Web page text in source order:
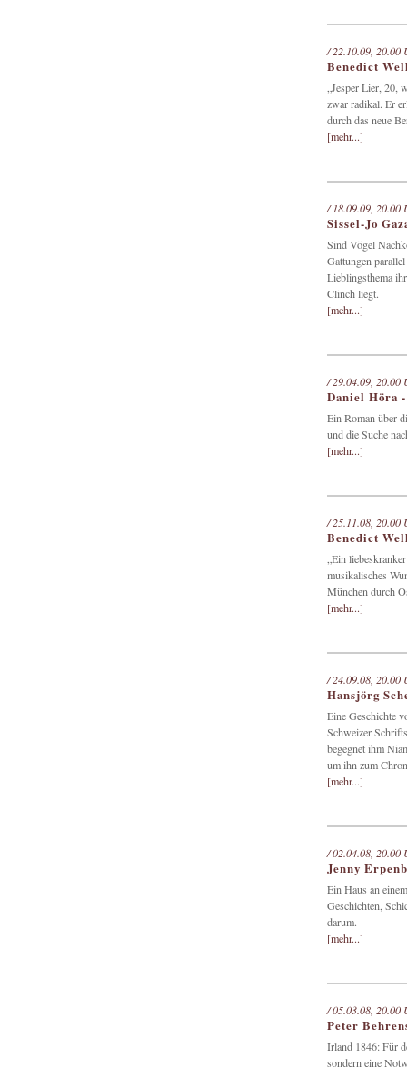
/ 22.10.09, 20.00
Benedict
„Jesper Lier, 20,
zwar radikal. Er
durch das neue
[mehr...]
/ 18.09.09, 20.00
Sissel-Jo
Sind Vögel
Gattungen
Lieblingsthema
Clinch liegt.
[mehr...]
/ 29.04.09, 20.00
Daniel Höra
Ein Roman über
und die Suche
[mehr...]
/ 25.11.08, 20.00
Benedict
„Ein
musikalisches
München durch
[mehr...]
/ 24.09.08, 20.00
Hansjörg
Eine Geschichte
Schweizer
begegnet ihm
um ihn zum
[mehr...]
/ 02.04.08, 20.00
Jenny
Ein Haus an
Geschichten,
darum.
[mehr...]
/ 05.03.08, 20.00
Peter
Irland 1846: Für
sondern eine